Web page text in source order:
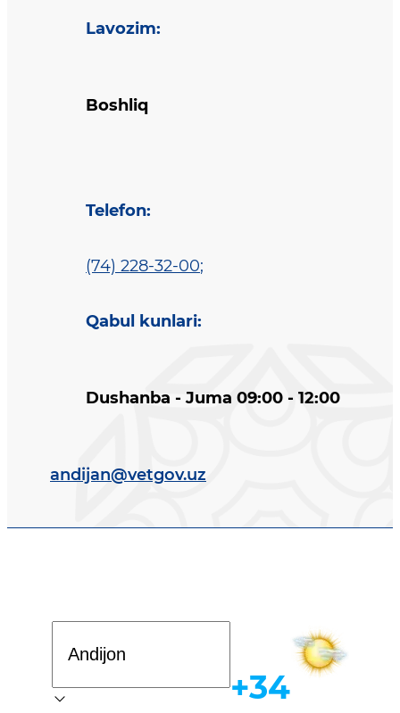
Lavozim:
Boshliq
Telefon:
(74) 228-32-00;
Qabul kunlari:
Dushanba - Juma 09:00 - 12:00
andijan@vetgov.uz
Ob-havo
+34